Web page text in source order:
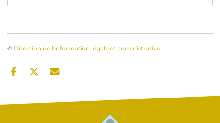
© Direction de l’information légale et administrative